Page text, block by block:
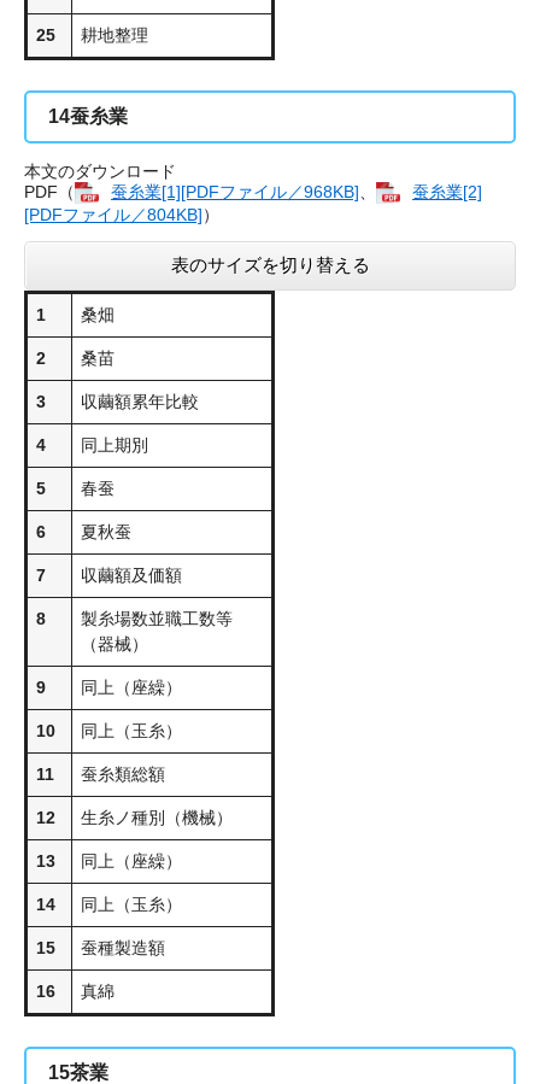
25 耕地整理
14蚕糸業
本文のダウンロード
PDF（
蚕糸業[1][PDFファイル／968KB]
蚕糸業[2]
[PDFファイル／804KB]）
表のサイズを切り替える
1 桑畑
2 桑苗
3 収繭額累年比較
4 同上期別
5 春蚕
6 夏秋蚕
7 収繭額及価額
8
製糸場数並職工数等
（器械）
9 同上（座繰）
10 同上（玉糸）
11 蚕糸類総額
12 生糸ノ種別（機械）
13 同上（座繰）
14 同上（玉糸）
15 蚕種製造額
16 真綿
15茶業